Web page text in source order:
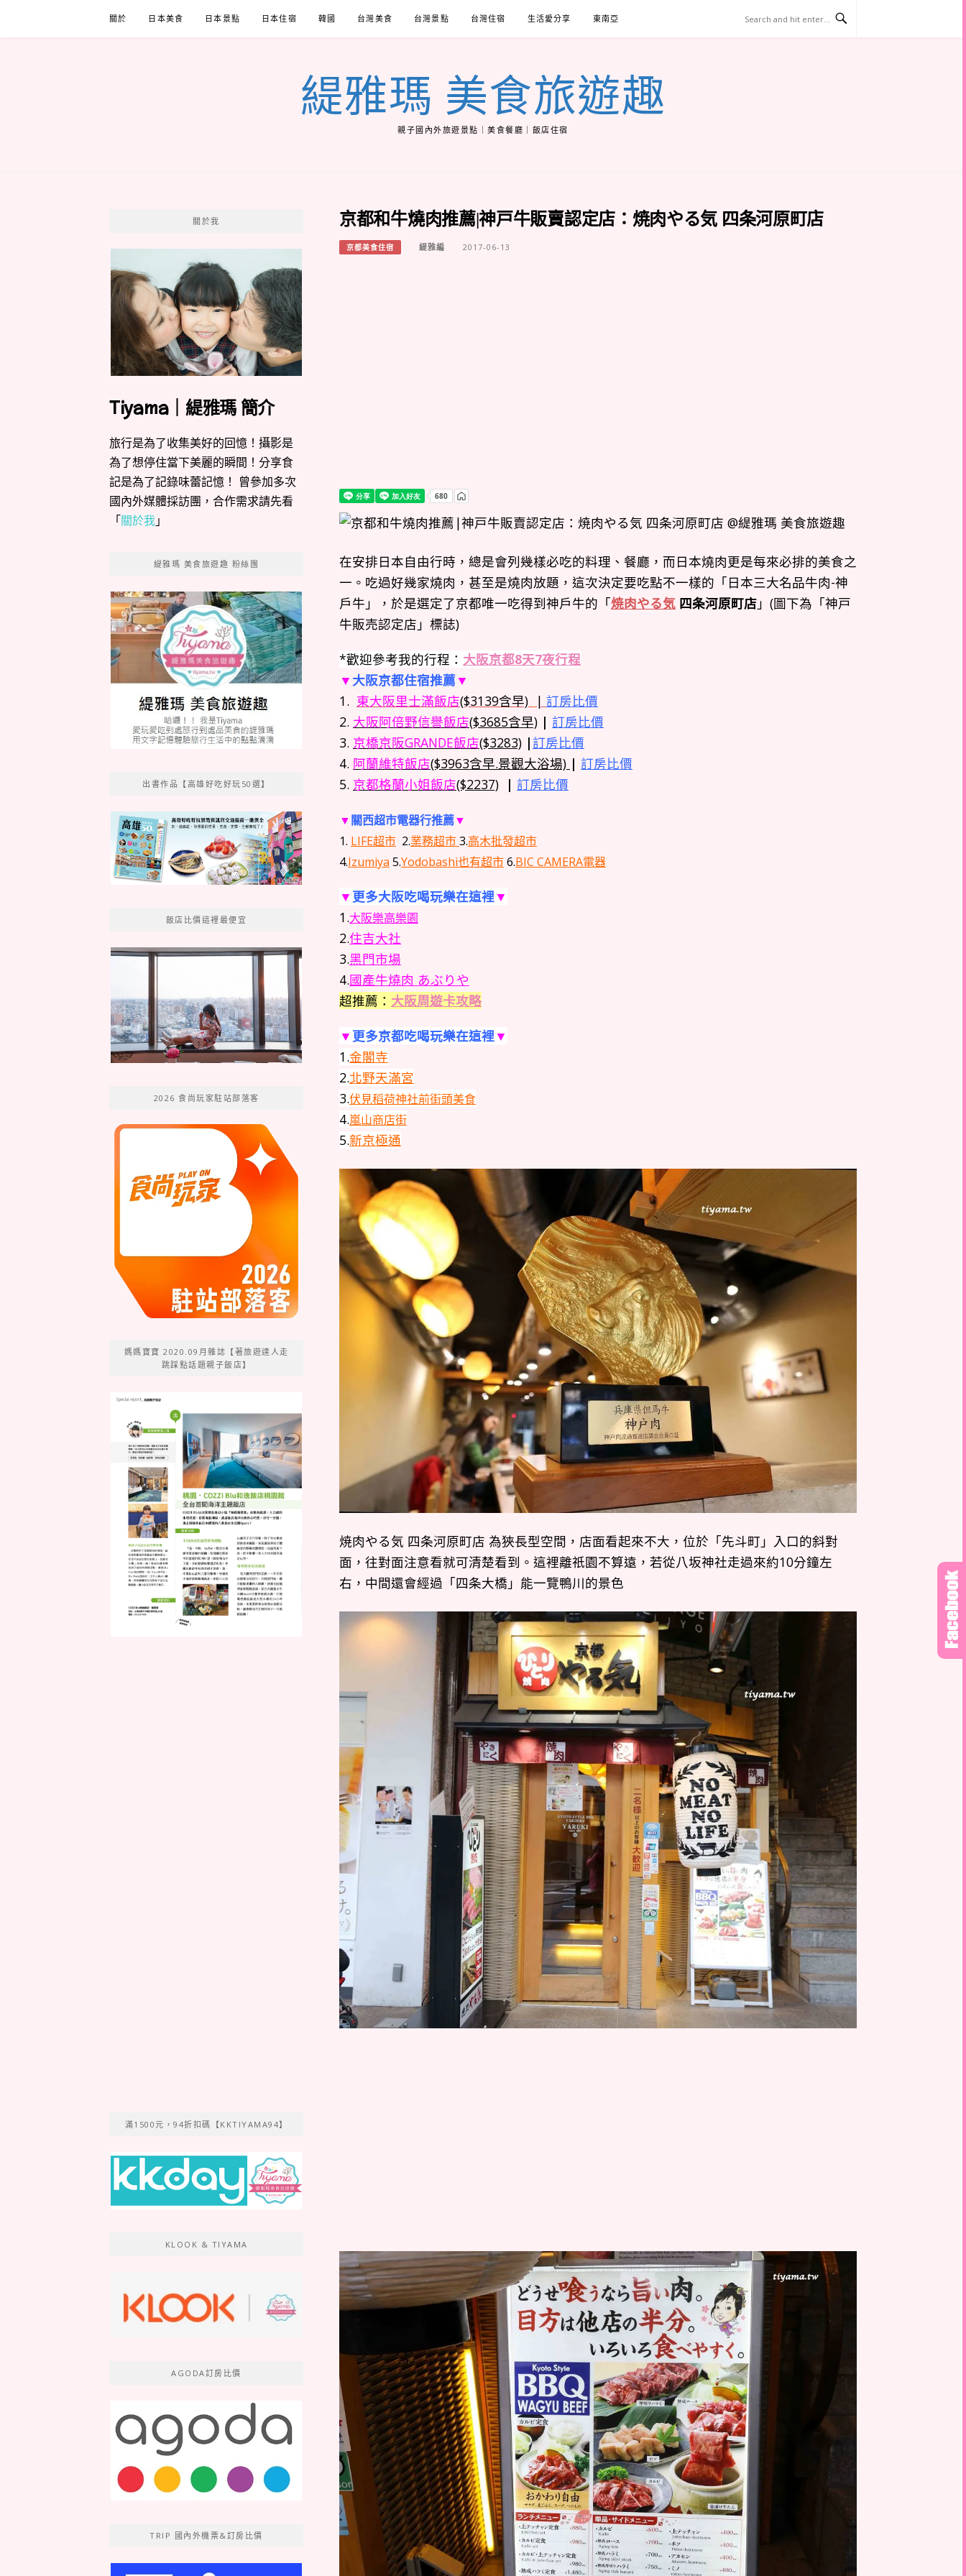
關於 日本美食 日本景點 日本住宿 韓國 台灣美食 台灣景點 台灣住宿 生活愛分享 東南亞
緹雅瑪 美食旅遊趣
親子國內外旅遊景點｜美食餐廳｜飯店住宿
京都和牛燒肉推薦|神戸牛販賣認定店：焼肉やる気 四条河原町店
京都美食住宿 緹雅編 2017-06-13
在安排日本自由行時，總是會列幾樣必吃的料理、餐廳，而日本燒肉更是每來必排的美食之
一。吃過好幾家燒肉，甚至是燒肉放題，這次決定要吃點不一樣的「日本三大名品牛肉-神
戶牛」，於是選定了京都唯一吃得到神戶牛的「焼肉やる気 四条河原町店」(圖下為「神戸
牛販売認定店」標誌)
*歡迎參考我的行程： 大阪京都8天7夜行程
▼ 大阪京都住宿推薦▼
1. 東大阪里士滿飯店($3139含早) | 訂房比價
2. 大阪阿倍野信譽飯店($3685含早) | 訂房比價
3. 京橋京阪GRANDE飯店($3283) |訂房比價
4. 阿蘭維特飯店($3963含早.景觀大浴場) | 訂房比價
5. 京都格蘭小姐飯店($2237) | 訂房比價
▼關西超市電器行推薦▼
1. LIFE超市 2.業務超市3.高木批發超市
4.Izumiya 5.Yodobashi也有超市6.BIC CAMERA電器
▼ 更多大阪吃喝玩樂在這裡▼
1.大阪樂高樂園
2.住吉大社
3.黑門市場
4.國產牛燒肉 あぶりや
超推薦： 大阪周遊卡攻略
▼ 更多京都吃喝玩樂在這裡▼
1.金閣寺
2.北野天滿宮
3.伏見稻荷神社前街頭美食
4.嵐山商店街
5.新京極通
焼肉やる気 四条河原町店 為狹長型空間，店面看起來不大，位於「先斗町」入口的斜對
面，往對面注意看就可清楚看到。這裡離祇園不算遠，若從八坂神社走過來約10分鐘左
右，中間還會經過「四条大橋」能一覽鴨川的景色
關於我
Tiyama｜緹雅瑪 簡介
旅行是為了收集美好的回憶！攝影是
為了想停住當下美麗的瞬間！分享食
記是為了記錄味蕾記憶！ 曾參加多次
國內外媒體採訪團，合作需求請先看
「關於我」
緹雅瑪 美食旅遊趣 粉絲團
出書作品【高雄好吃好玩50選】
飯店比價這裡最便宜
2026 食尚玩家駐站部落客
媽媽寶寶 2020.09月雜誌【著旅遊達人走
跳踩點話題親子飯店】
滿1500元，94折扣碼【KKTIYAMA94】
KLOOK & TIYAMA
AGODA訂房比價
TRIP 國內外機票&訂房比價